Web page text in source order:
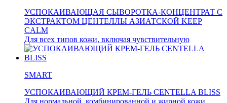
УСПОКАИВАЮЩАЯ СЫВОРОТКА-КОНЦЕНТРАТ С
ЭКСТРАКТОМ ЦЕНТЕЛЛЫ АЗИАТСКОЙ KEEP
CALM
Для всех типов кожи, включая чувствительную
SMART
УСПОКАИВАЮЩИЙ КРЕМ-ГЕЛЬ CENTELLA BLISS